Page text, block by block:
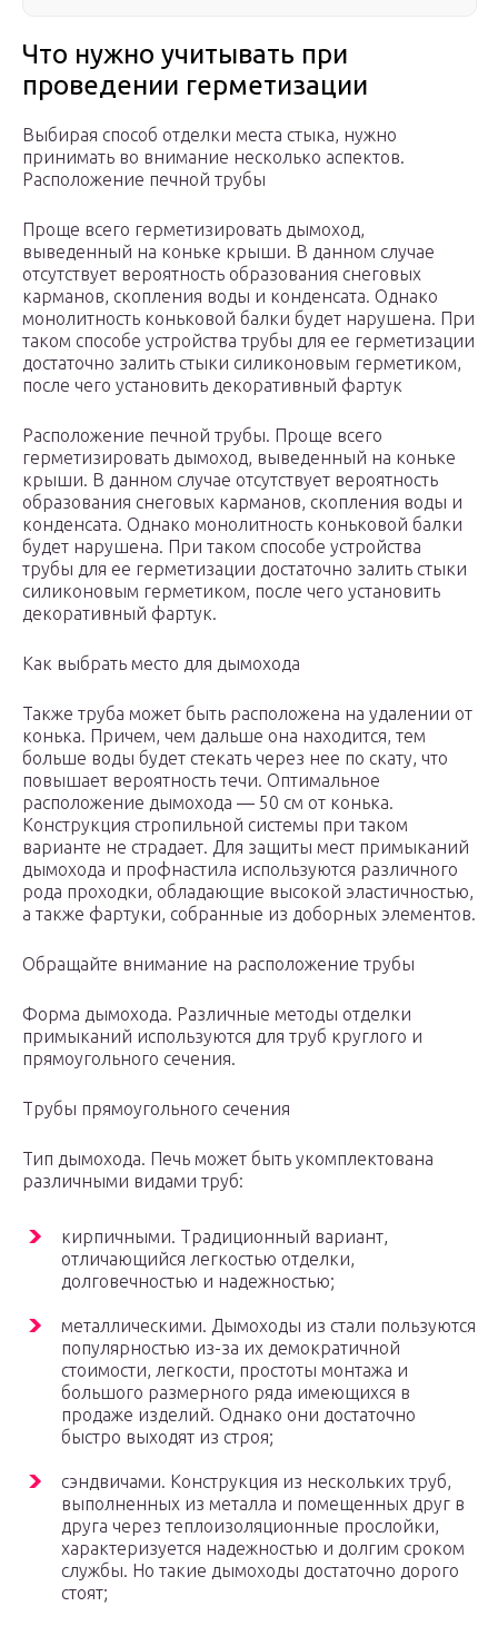
Что нужно учитывать при
проведении герметизации
Выбирая способ отделки места стыка, нужно
принимать во внимание несколько аспектов.
Расположение печной трубы
Проще всего герметизировать дымоход,
выведенный на коньке крыши. В данном случае
отсутствует вероятность образования снеговых
карманов, скопления воды и конденсата. Однако
монолитность коньковой балки будет нарушена. При
таком способе устройства трубы для ее герметизации
достаточно залить стыки силиконовым герметиком,
после чего установить декоративный фартук
Расположение печной трубы. Проще всего
герметизировать дымоход, выведенный на коньке
крыши. В данном случае отсутствует вероятность
образования снеговых карманов, скопления воды и
конденсата. Однако монолитность коньковой балки
будет нарушена. При таком способе устройства
трубы для ее герметизации достаточно залить стыки
силиконовым герметиком, после чего установить
декоративный фартук.
Как выбрать место для дымохода
Также труба может быть расположена на удалении от
конька. Причем, чем дальше она находится, тем
больше воды будет стекать через нее по скату, что
повышает вероятность течи. Оптимальное
расположение дымохода — 50 см от конька.
Конструкция стропильной системы при таком
варианте не страдает. Для защиты мест примыканий
дымохода и профнастила используются различного
рода проходки, обладающие высокой эластичностью,
а также фартуки, собранные из доборных элементов.
Обращайте внимание на расположение трубы
Форма дымохода. Различные методы отделки
примыканий используются для труб круглого и
прямоугольного сечения.
Трубы прямоугольного сечения
Тип дымохода. Печь может быть укомплектована
различными видами труб:
кирпичными. Традиционный вариант,
отличающийся легкостью отделки,
долговечностью и надежностью;
металлическими. Дымоходы из стали пользуются
популярностью из-за их демократичной
стоимости, легкости, простоты монтажа и
большого размерного ряда имеющихся в
продаже изделий. Однако они достаточно
быстро выходят из строя;
сэндвичами. Конструкция из нескольких труб,
выполненных из металла и помещенных друг в
друга через теплоизоляционные прослойки,
характеризуется надежностью и долгим сроком
службы. Но такие дымоходы достаточно дорого
стоят;